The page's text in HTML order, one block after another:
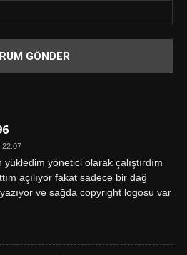
22:07
yönetici olarak çalıştırdım
açılıyor fakat sadece bir dağ
ve sağda copyright logosu var